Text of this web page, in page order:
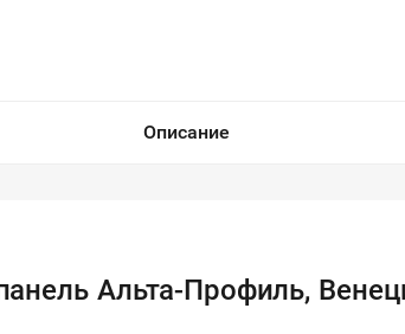
Описание
Альта-Профиль,